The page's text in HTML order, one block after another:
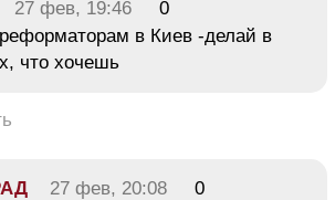
27 фев, 19:46
0
в Киев -делай в
что хочешь
27 фев, 20:08
0